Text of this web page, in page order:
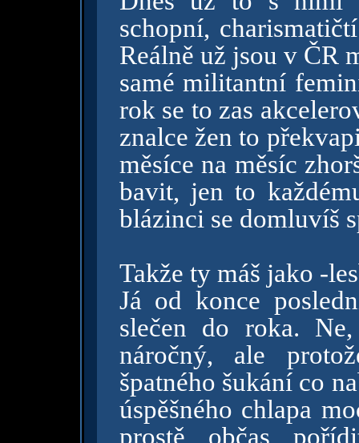
schopní,
Reálně už jsou v ČR
samé militantní
rok se to zas
znalce žen to
měsíce na měsíc
bavit, jen to
blázinci se domluvíš
Takže ty máš jako -
Já od konce
slečen do roka.
náročný, ale
špatného šukání co
úspěšného chlapa
prostě občas